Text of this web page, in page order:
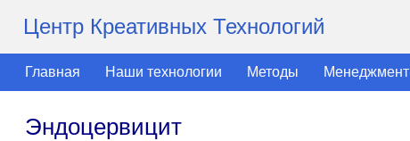
Центр Креативных Технологий
Главная Наши технологии Методы Менеджмент
Эндоцервицит